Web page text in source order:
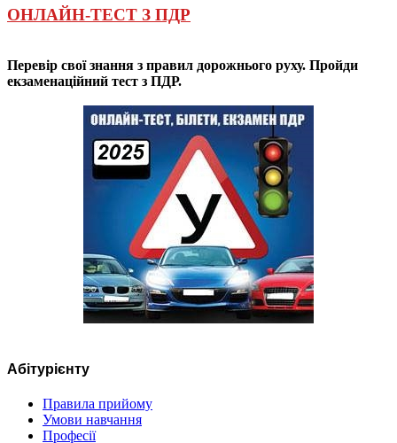
ОНЛАЙН-ТЕСТ З ПДР
Перевір свої знання з правил дорожнього руху. Пройди
екзаменаційний тест з ПДР.
Абітурієнту
Правила прийому
Умови навчання
Професії